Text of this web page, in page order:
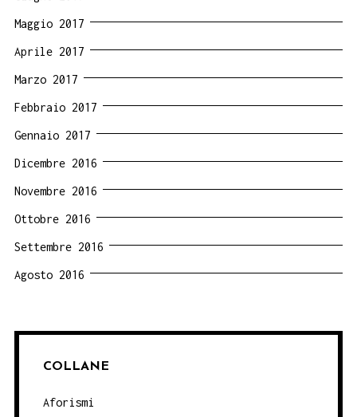
Maggio 2017
Aprile 2017
Marzo 2017
Febbraio 2017
Gennaio 2017
Dicembre 2016
Novembre 2016
Ottobre 2016
Settembre 2016
Agosto 2016
COLLANE
Aforismi